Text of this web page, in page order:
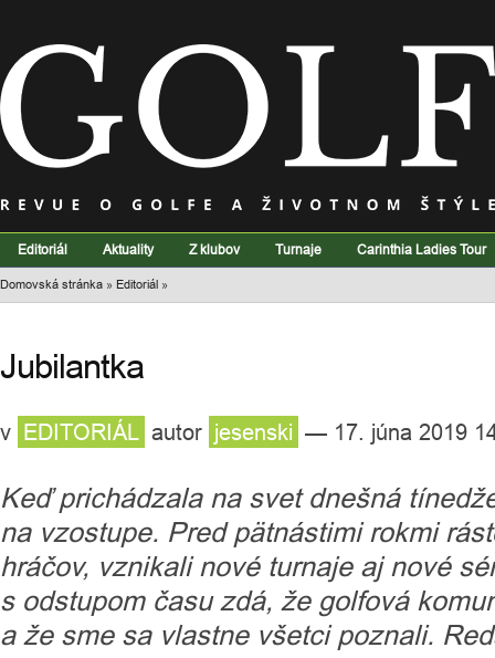
Editoriál Aktuality Z klubov Turnaje Carinthia Ladies Tour
Domovská stránka » Editoriál »
Jubilantka
v EDITORIÁL autor jesenski — 17. júna 2019
Keď prichádzala na svet dnešná
na vzostupe. Pred pätnástimi rokmi
hráčov, vznikali nové turnaje aj nové
s odstupom času zdá, že golfová
a že sme sa vlastne všetci poznali.